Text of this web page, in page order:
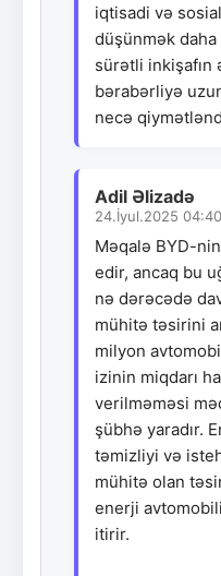
iqtisadi və
düşünmək
sürətli inkişafın
bərabərliyə
necə
Adil Əlizadə
24.İyul.2025 04:40
Məqalə BYD-
edir, ancaq bu
nə dərəcədə
mühitə təsirini
milyon
izinin miqdarı
verilməməsi
şübhə yaradır.
təmizliyi və
mühitə olan
enerji
itirir.